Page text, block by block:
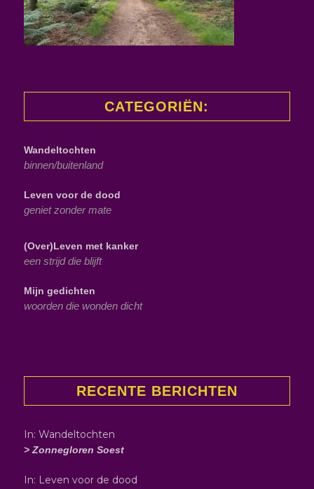
CATEGORIËN:
Wandeltochten
binnen/buitenland
Leven voor de dood
geniet zonder mate
(Over)Leven met kanker
een strijd die blijft
Mijn gedichten
woorden die wonden dicht
RECENTE BERICHTEN
In: Wandeltochten
> Zonnegloren Soest
In: Leven voor de dood